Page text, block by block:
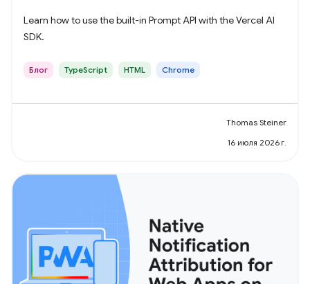
Learn how to use the built-in Prompt API with the Vercel AI
SDK.
Блог TypeScript HTML Chrome
Thomas Steiner
16 июля 2026 г.